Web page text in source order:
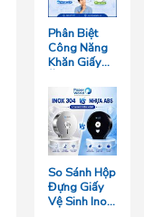
Phân Biệt
Công Năng
Khăn Giấy
Giấy Lau Tay
Và Giấy Vệ
Sinh Trong
Ngành F&B
So Sánh Hộp
Đựng Giấy
Vệ Sinh Inox